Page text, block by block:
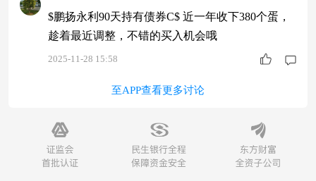
$鹏扬永利90天持有债券C$ 近一年收下380个蛋，
趁着最近调整，不错的买入机会哦
2025-11-28 15:58
至APP查看更多讨论